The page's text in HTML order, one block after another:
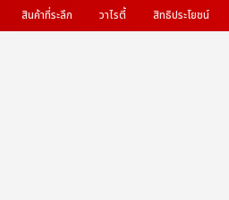
สินค้าที่ระลึก วาไรตี้ สิทธิประโยชน์